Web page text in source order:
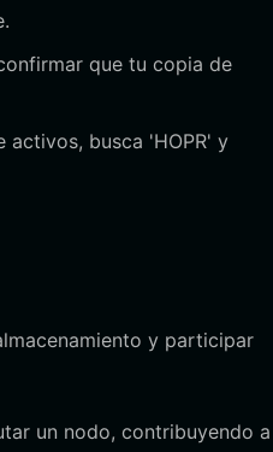
que tu copia de
busca 'HOPR' y
y participar
un nodo, contribuyendo a